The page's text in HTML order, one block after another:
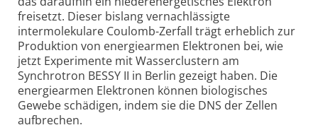
freisetzt. Dieser bislang vernachlässigte
intermolekulare Coulomb-Zerfall trägt erheblich zur
Produktion von energiearmen Elektronen bei, wie
jetzt Experimente mit Wasserclustern am
Synchrotron BESSY II in Berlin gezeigt haben. Die
energiearmen Elektronen können biologisches
Gewebe schädigen, indem sie die DNS der Zellen
aufbrechen.